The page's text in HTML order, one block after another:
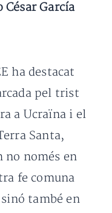
César García
ha destacat
pel trist
a Ucraïna i el
Santa,
no només en
fe comuna
també en